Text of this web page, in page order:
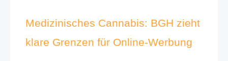
Medizinisches Cannabis: BGH zieht
klare Grenzen für Online-Werbung